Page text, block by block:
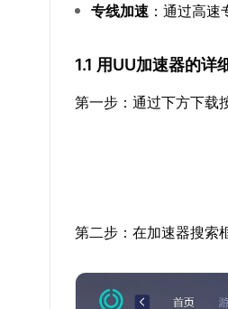
专线加速 ：通过高
1.1 用UU加速器的详
第一步：通过下方下载
第二步：在加速器搜索